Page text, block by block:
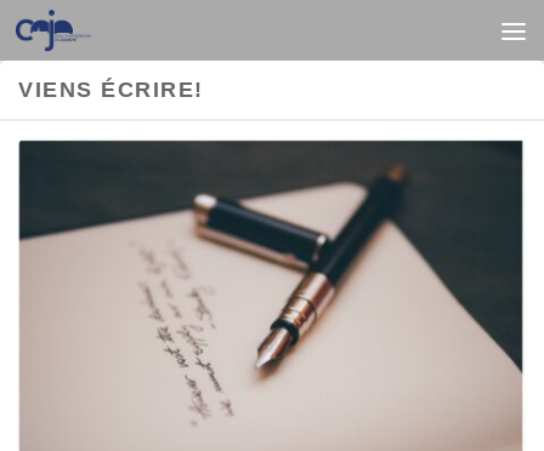
Au dessous du contenu
VIENS ÉCRIRE!